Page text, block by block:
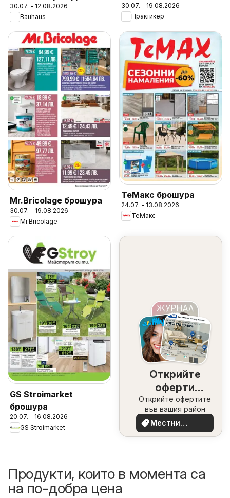
30.07. - 12.08.2026
Bauhaus
30.07. - 19.08.2026
Практикер
Mr.Bricolage брошура
30.07. - 19.08.2026
Mr.Bricolage
ТеMакс брошура
24.07. - 13.08.2026
ТеMакс
GS Stroimarket
брошура
20.07. - 16.08.2026
GS Stroimarket
Открийте
оферти
наблизо
Открийте офертите
във вашия район
Местни
оферти
Продукти, които в момента са
на по-добра цена